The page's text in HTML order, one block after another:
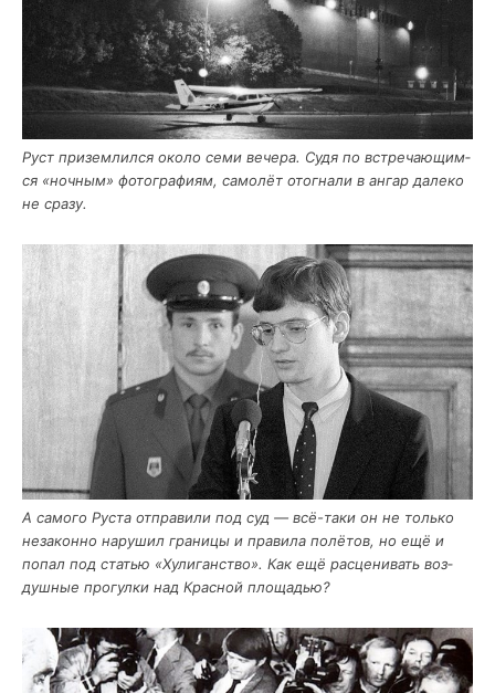
Руст при­зем­лил­ся око­ло семи вече­ра. Судя по встре­ча­ю­щим­
ся «ноч­ным» фото­гра­фи­ям, само­лёт ото­гна­ли в ангар дале­ко
не сразу.
А само­го Руста отпра­ви­ли под суд — всё-таки он не толь­ко
неза­кон­но нару­шил гра­ни­цы и пра­ви­ла полё­тов, но ещё и
попал под ста­тью «Хули­ган­ство». Как ещё рас­це­ни­вать воз­
душ­ные про­гул­ки над Крас­ной площадью?